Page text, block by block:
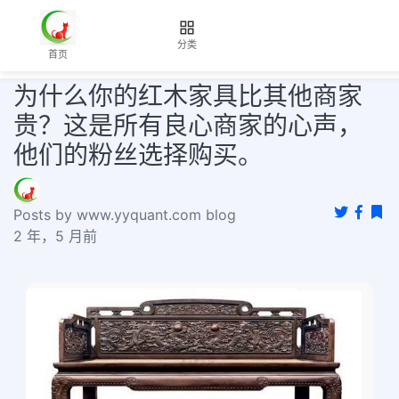
首页
分类
为什么你的红木家具比其他商家
贵？这是所有良心商家的心声，
他们的粉丝选择购买。
Posts by www.yyquant.com blog
2 年，5 月前